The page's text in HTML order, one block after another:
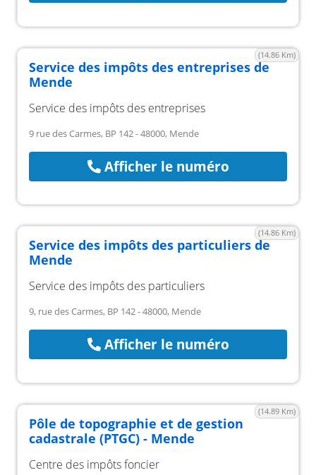
(14.86 Km)
Service des impôts des entreprises de
Mende
Service des impôts des entreprises
9 rue des Carmes, BP 142 - 48000, Mende
Afficher le numéro
(14.86 Km)
Service des impôts des particuliers de
Mende
Service des impôts des particuliers
9, rue des Carmes, BP 142 - 48000, Mende
Afficher le numéro
(14.89 Km)
Pôle de topographie et de gestion
cadastrale (PTGC) - Mende
Centre des impôts foncier